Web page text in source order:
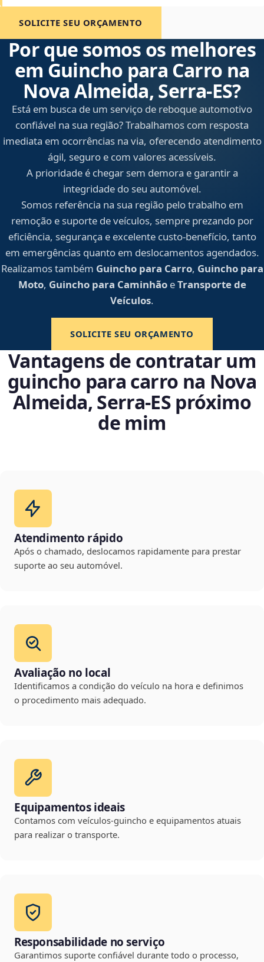
SOLICITE SEU ORÇAMENTO
Por que somos os melhores
em Guincho para Carro na
Nova Almeida, Serra‑ES?
Está em busca de um serviço de reboque automotivo
confiável na sua região? Trabalhamos com resposta
imediata em ocorrências na via, oferecendo atendimento
ágil, seguro e com valores acessíveis.
A prioridade é chegar sem demora e garantir a
integridade do seu automóvel.
Somos referência na sua região pelo trabalho em
remoção e suporte de veículos, sempre prezando por
eficiência, segurança e excelente custo-benefício, tanto
em emergências quanto em deslocamentos agendados.
Realizamos também Guincho para Carro, Guincho para
Moto, Guincho para CaminhãoeTransporte de
Veículos.
SOLICITE SEU ORÇAMENTO
Vantagens de contratar um
guincho para carro na Nova
Almeida, Serra‑ES próximo
de mim
Atendimento rápido
Após o chamado, deslocamos rapidamente para prestar
suporte ao seu automóvel.
Avaliação no local
Identificamos a condição do veículo na hora e definimos
o procedimento mais adequado.
Equipamentos ideais
Contamos com veículos-guincho e equipamentos atuais
para realizar o transporte.
Responsabilidade no serviço
Garantimos suporte confiável durante todo o processo,